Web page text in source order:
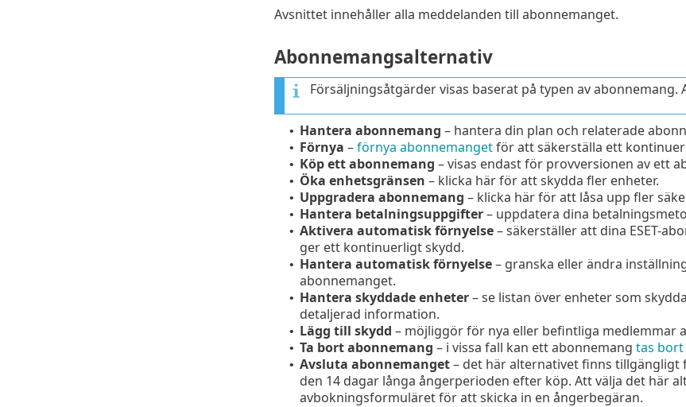
Avsnittet innehåller alla meddelanden till abonnemanget.
Abonnemangsalternativ
Försäljningsåtgärder visas baserat på typen av
• Hantera abonnemang – hantera din plan och relaterade
• Förnya –förnya abonnemangetför att säkerställa ett
• Köp ett abonnemang – visas endast för provversionen av ett
• Öka enhetsgränsen – klicka här för att skydda fler enheter.
• Uppgradera abonnemang – klicka här för att låsa upp fler
• Hantera betalningsuppgifter– uppdatera dina
• Aktivera automatisk förnyelse– säkerställer att dina ESET-
ger ett kontinuerligt skydd.
• Hantera automatisk förnyelse– granska eller ändra
abonnemanget.
• Hantera skyddade enheter– se listan över enheter som
detaljerad information.
• Lägg till skydd – möjliggör för nya eller befintliga medlemmar
• Ta bort abonnemang – i vissa fall kan ett abonnemang tas bort
• Avsluta abonnemanget– det här alternativet finns tillgängligt
den 14 dagar långa ångerperioden efter köp. Att välja det här
avbokningsformuläret för att skicka in en ångerbegäran.